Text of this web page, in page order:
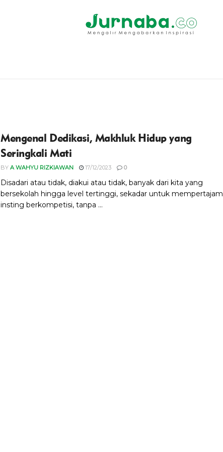
Mengenal Dedikasi, Makhluk Hidup yang
Seringkali Mati
BY A WAHYU RIZKIAWAN 17/12/2023 0
Disadari atau tidak, diakui atau tidak, banyak dari kita yang
bersekolah hingga level tertinggi, sekadar untuk mempertajam
insting berkompetisi, tanpa ...